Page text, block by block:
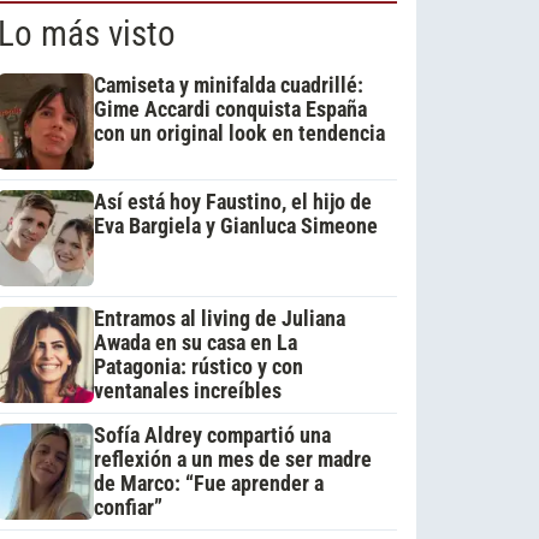
más visto
Camiseta y minifalda cuadrillé:
Gime Accardi conquista España
con un original look en tendencia
Así está hoy Faustino, el hijo de
Eva Bargiela y Gianluca Simeone
Entramos al living de Juliana
Awada en su casa en La
Patagonia: rústico y con
ventanales increíbles
Sofía Aldrey compartió una
reflexión a un mes de ser madre
de Marco: “Fue aprender a
confiar”